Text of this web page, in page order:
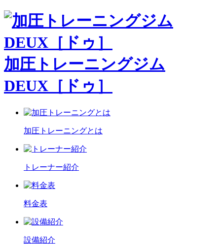
加圧トレーニングジム
DEUX［ドゥ］
加圧トレーニングとは
トレーナー紹介
料金表
設備紹介